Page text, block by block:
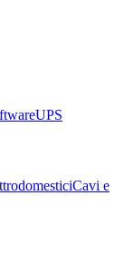
UPS
Cavi e